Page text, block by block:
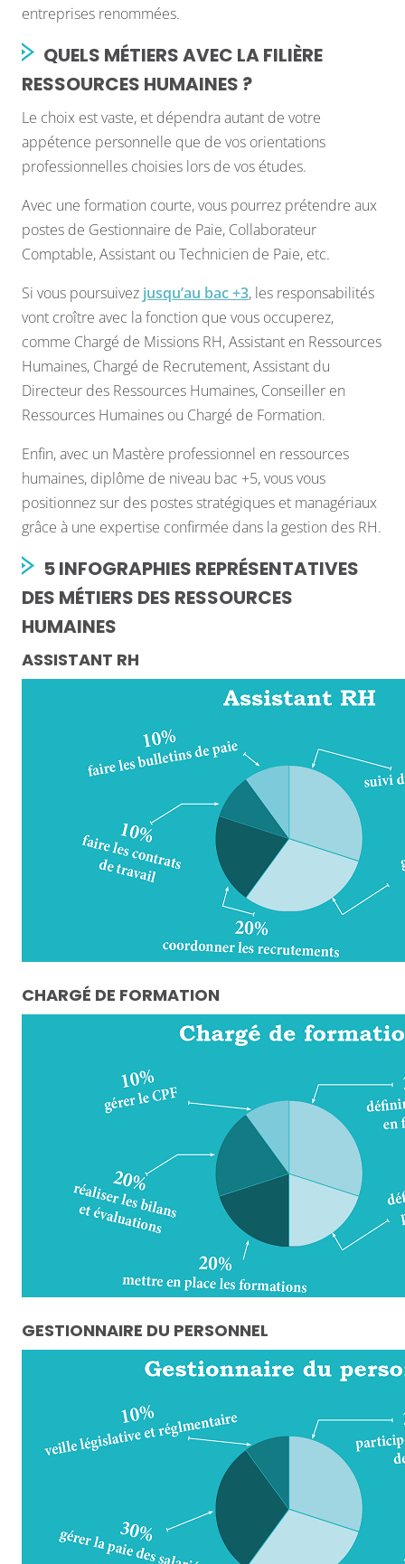
entreprises renommées.
QUELS MÉTIERS AVEC LA FILIÈRE
RESSOURCES HUMAINES ?
Le choix est vaste, et dépendra autant de votre
appétence personnelle que de vos orientations
professionnelles choisies lors de vos études.
Avec une formation courte, vous pourrez prétendre aux
postes de Gestionnaire de Paie, Collaborateur
Comptable, Assistant ou Technicien de Paie, etc.
Si vous poursuivez jusqu’au bac +3, les responsabilités
vont croître avec la fonction que vous occuperez,
comme Chargé de Missions RH, Assistant en Ressources
Humaines, Chargé de Recrutement, Assistant du
Directeur des Ressources Humaines, Conseiller en
Ressources Humaines ou Chargé de Formation.
Enfin, avec un Mastère professionnel en ressources
humaines, diplôme de niveau bac +5, vous vous
positionnez sur des postes stratégiques et managériaux
grâce à une expertise confirmée dans la gestion des RH.
5 INFOGRAPHIES REPRÉSENTATIVES
DES MÉTIERS DES RESSOURCES
HUMAINES
ASSISTANT RH
CHARGÉ DE FORMATION
GESTIONNAIRE DU PERSONNEL